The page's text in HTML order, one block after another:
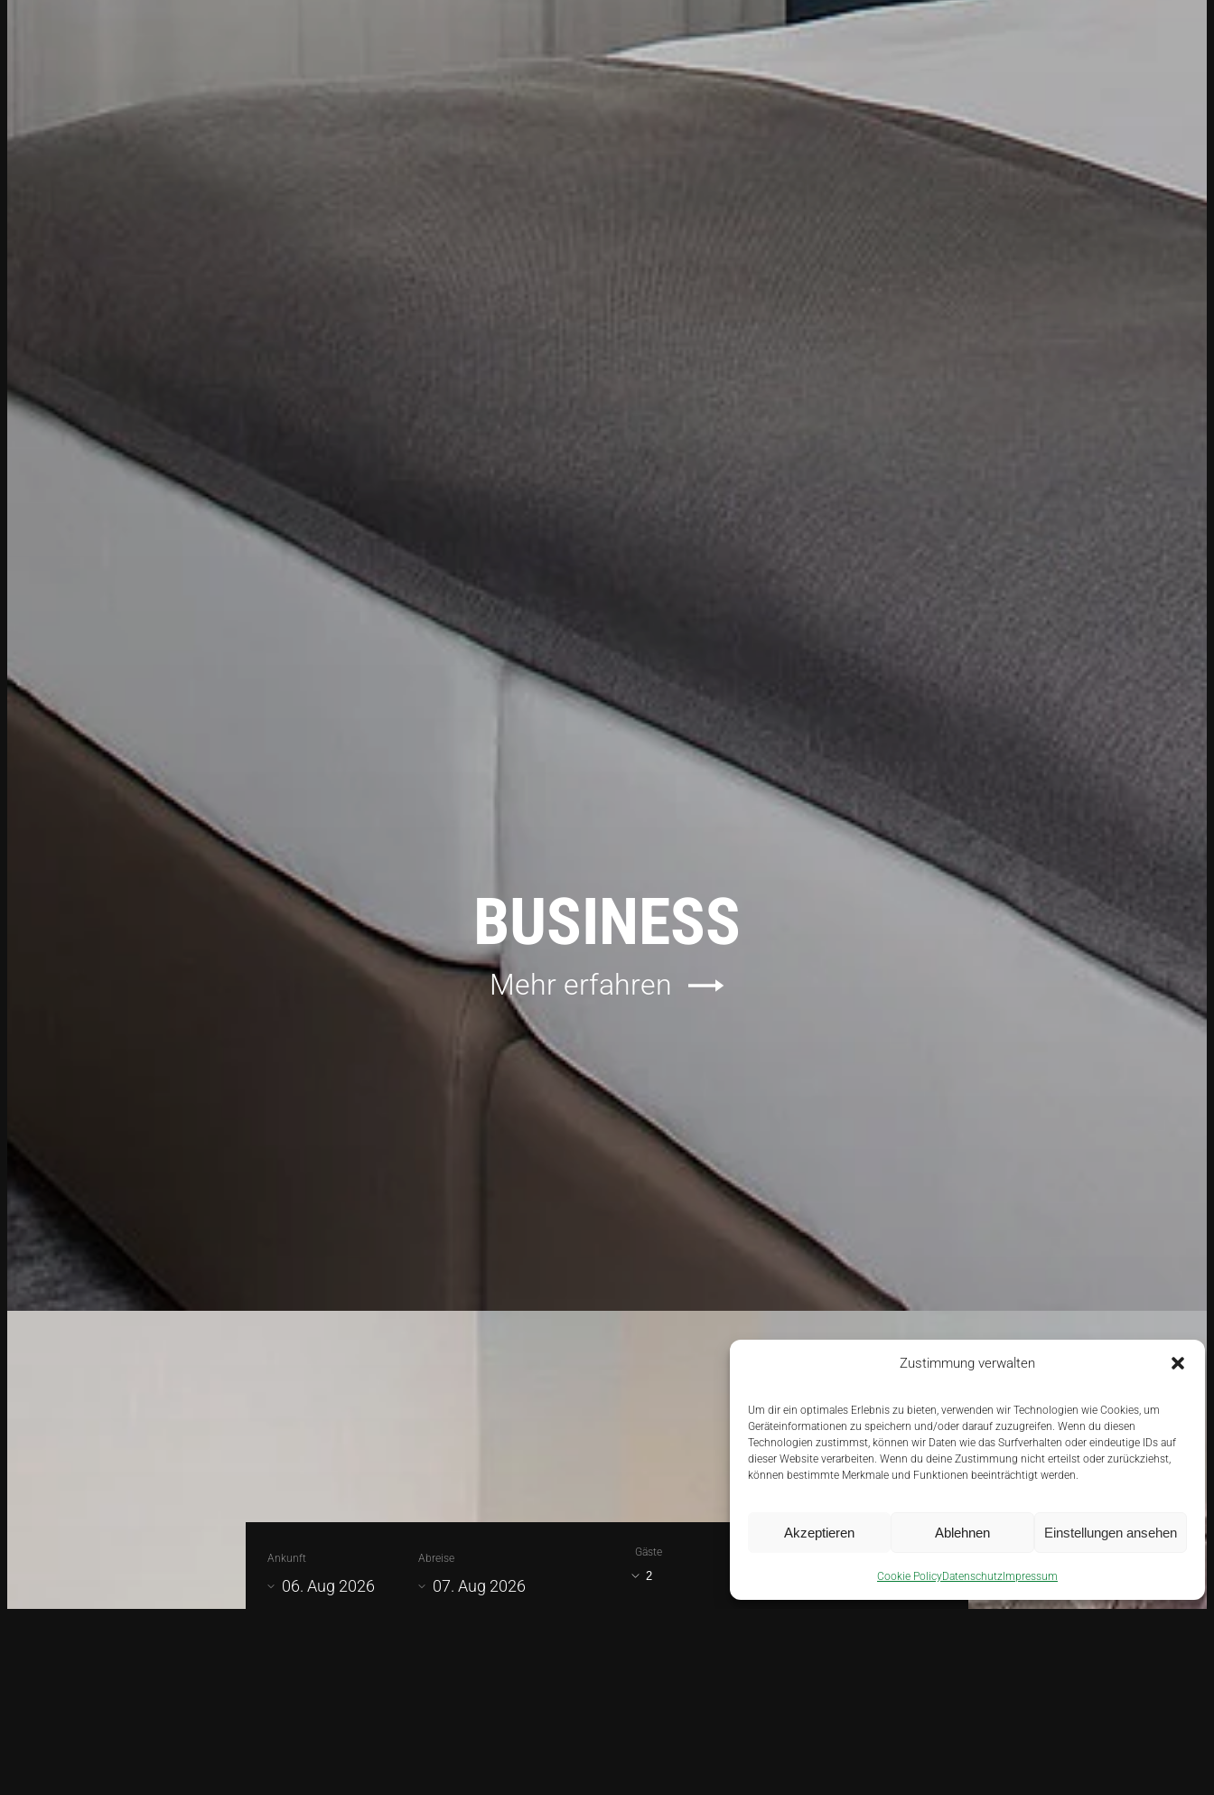
Zustimmung verwalten
Um dir ein optimales Erlebnis zu bieten, verwenden wir Technologien wie Cookies, um
Geräteinformationen zu speichern und/oder darauf zuzugreifen. Wenn du diesen
Technologien zustimmst, können wir Daten wie das Surfverhalten oder eindeutige IDs auf
dieser Website verarbeiten. Wenn du deine Zustimmung nicht erteilst oder zurückziehst,
können bestimmte Merkmale und Funktionen beeinträchtigt werden.
Akzeptieren Ablehnen Einstellungen ansehen
Cookie PolicyDatenschutzImpressum
Ankunft
06. Aug 2026
Abreise
07. Aug 2026
Gäste
BUSINESS
Mehr erfahren